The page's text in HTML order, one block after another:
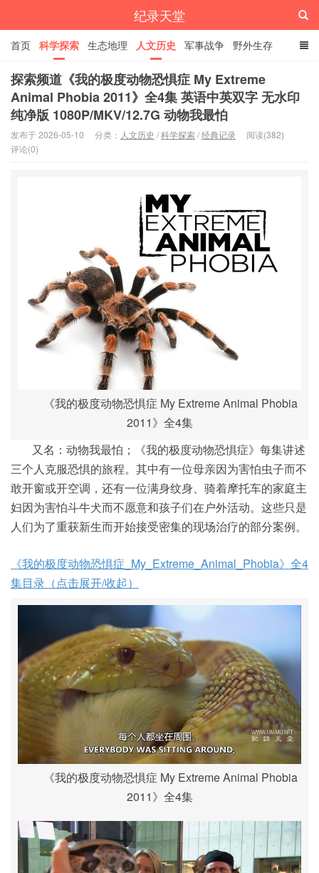
纪录天堂
首页 科学探索 生态地理 人文历史 军事战争 野外生存
经典纪录 4K纪录片 精品资源
探索频道《我的极度动物恐惧症 My Extreme
Animal Phobia 2011》全4集 英语中英双字 无水印
纯净版 1080P/MKV/12.7G 动物我最怕
发布于 2026-05-10 分类： 人文历史 /科学探索/经典记录
阅读(382)
评论(0)
《我的极度动物恐惧症 My Extreme Animal Phobia
2011》全4集
又名：动物我最怕；《我的极度动物恐惧症》每集讲述
三个人克服恐惧的旅程。其中有一位母亲因为害怕虫子而不
敢开窗或开空调，还有一位满身纹身、骑着摩托车的家庭主
妇因为害怕斗牛犬而不愿意和孩子们在户外活动。这些只是
人们为了重获新生而开始接受密集的现场治疗的部分案例。
《我的极度动物恐惧症_My_Extreme_Animal_Phobia》全4
集目录（点击展开/收起）
《我的极度动物恐惧症 My Extreme Animal Phobia
2011》全4集